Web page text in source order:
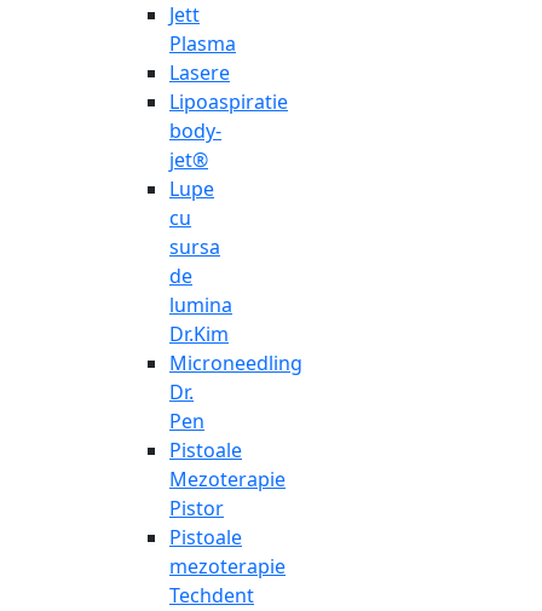
Jett
Plasma
Lasere
Lipoaspiratie
body-
jet®
Lupe
cu
sursa
de
lumina
Dr.Kim
Microneedling
Dr.
Pen
Pistoale
Mezoterapie
Pistor
Pistoale
mezoterapie
Techdent